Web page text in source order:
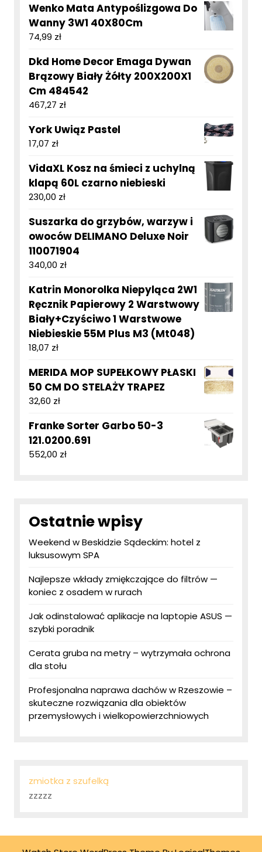
Wenko Mata Antypoślizgowa Do
Wanny 3W1 40X80Cm
74,99 zł
Dkd Home Decor Emaga Dywan
Brązowy Biały Żółty 200X200X1
Cm 484542
467,27 zł
York Uwiąz Pastel
17,07 zł
VidaXL Kosz na śmieci z uchylną
klapą 60L czarno niebieski
230,00 zł
Suszarka do grzybów, warzyw i
owoców DELIMANO Deluxe Noir
110071904
340,00 zł
Katrin Monorolka Niepyląca 2W1
Ręcznik Papierowy 2 Warstwowy
Biały+Czyściwo 1 Warstwowe
Niebieskie 55M Plus M3 (Mt048)
18,07 zł
MERIDA MOP SUPEŁKOWY PŁASKI
50 CM DO STELAŻY TRAPEZ
32,60 zł
Franke Sorter Garbo 50-3
121.0200.691
552,00 zł
Ostatnie wpisy
Weekend w Beskidzie Sądeckim: hotel z
luksusowym SPA
Najlepsze wkłady zmiękczające do filtrów —
koniec z osadem w rurach
Jak odinstalować aplikacje na laptopie ASUS —
szybki poradnik
Cerata gruba na metry – wytrzymała ochrona
dla stołu
Profesjonalna naprawa dachów w Rzeszowie –
skuteczne rozwiązania dla obiektów
przemysłowych i wielkopowierzchniowych
zmiotka z szufelką
zzzzz